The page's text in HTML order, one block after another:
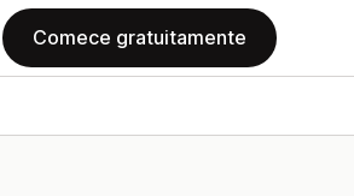
Comece gratuitamente